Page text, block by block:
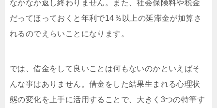
なかなか返し終わりません。また、社会保険料や税金
だってほっておくと年利で14％以上の延滞金が加算さ
れるのでえらいことになります。
では、借金をして良いことは何もないのかといえばそ
んな事はありません。借金をした結果生まれる心理状
態の変化を上手に活用することで、大きく3つの特筆す